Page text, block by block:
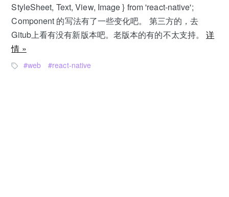
StyleSheet, Text, View, Image } from 'react-native';
Component 的写法有了一些变化吧。 第三方的，去
Gitub上看有没有新版本吧。老版本的有的不太支持。详
情 »
web react-native